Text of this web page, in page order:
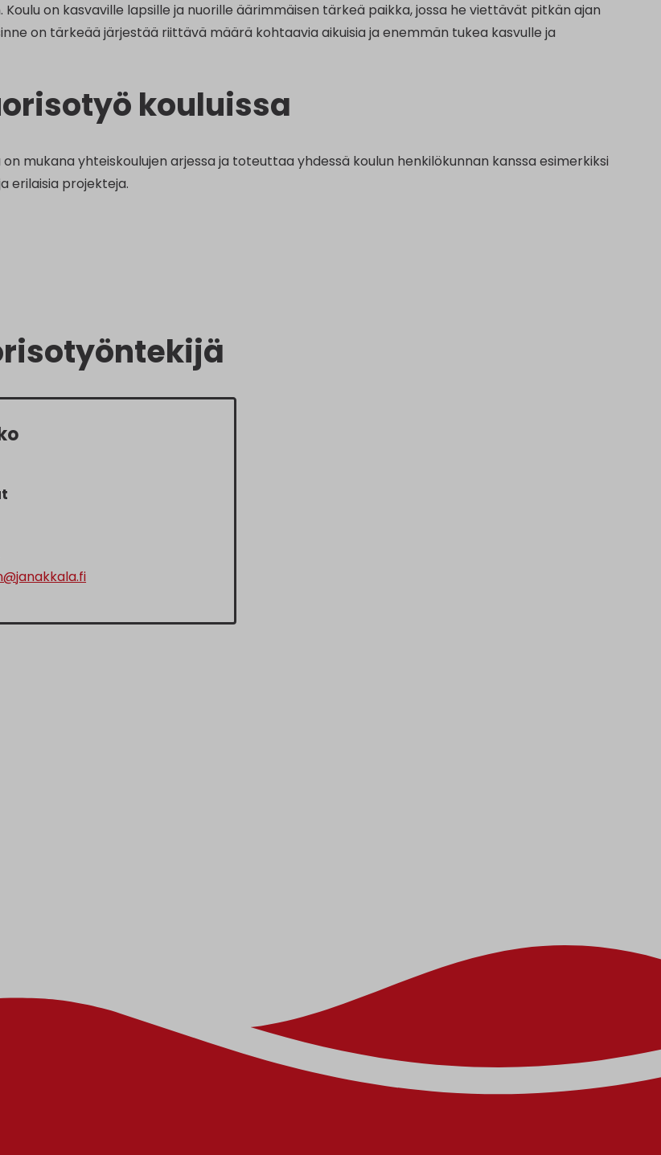
Koulu on kasvaville lapsille ja nuorille äärimmäisen tärkeä paikka, jossa he viettävät pitkän ajan
on tärkeää järjestää riittävä määrä kohtaavia aikuisia ja enemmän tukea kasvulle ja
kouluissa
on mukana yhteiskoulujen arjessa ja toteuttaa yhdessä koulun henkilökunnan kanssa esimerkiksi
erilaisia projekteja.